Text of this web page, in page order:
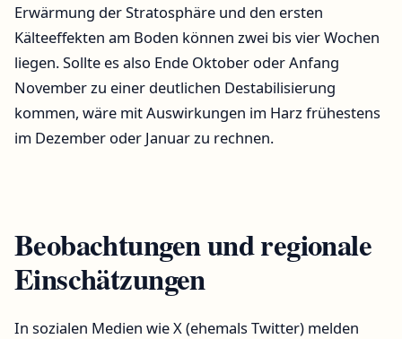
Erwärmung der Stratosphäre und den ersten
Kälteeffekten am Boden können zwei bis vier Wochen
liegen. Sollte es also Ende Oktober oder Anfang
November zu einer deutlichen Destabilisierung
kommen, wäre mit Auswirkungen im Harz frühestens
im Dezember oder Januar zu rechnen.
Beobachtungen und regionale
Einschätzungen
In sozialen Medien wie X (ehemals Twitter) melden